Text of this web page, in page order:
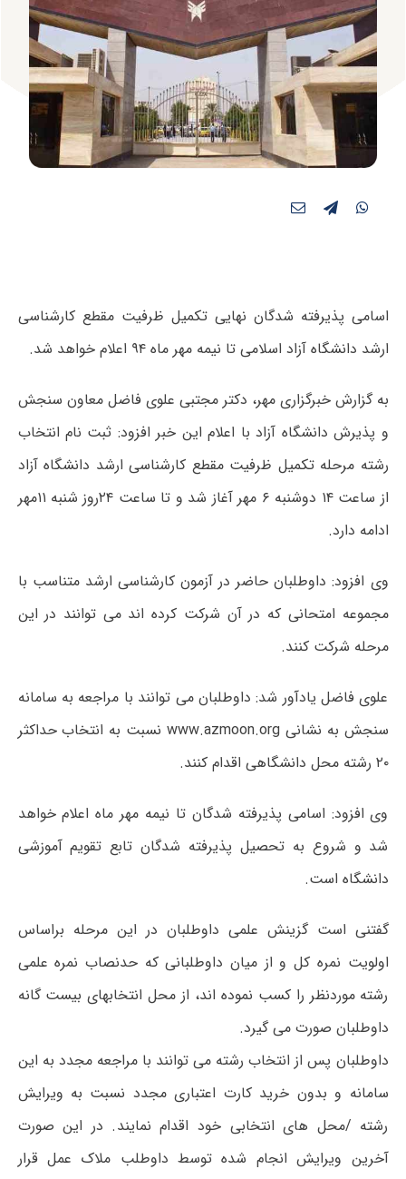
اسامی پذیرفته شدگان نهایی تکمیل ظرفیت مقطع کارشناسی
ارشد دانشگاه آزاد اسلامی تا نیمه مهر ماه ۹۴ اعلام خواهد شد.
به گزارش خبرگزاری مهر، دکتر مجتبی علوی فاضل معاون سنجش
و پذیرش دانشگاه آزاد با اعلام این خبر افزود: ثبت نام انتخاب
رشته مرحله تکمیل ظرفیت مقطع کارشناسی ارشد دانشگاه آزاد
از ساعت ۱۴ دوشنبه ۶ مهر آغاز شد و تا ساعت ۲۴روز شنبه ۱۱مهر
ادامه دارد.
وی افزود: ­­­­­­­ داوطلبان حاضر در آزمون کارشناسی ارشد متناسب با
مجموعه امتحانی که در آن شرکت کرده اند می توانند در این
مرحله شرکت کنند.
علوی فاضل یادآور شد: داوطلبان می توانند با مراجعه به سامانه
سنجش به نشانی www.azmoon.org نسبت به انتخاب حداکثر
۲۰ رشته محل دانشگاهی اقدام کنند.
وی افزود: اسامی پذیرفته شدگان تا نیمه مهر ماه اعلام خواهد
شد و شروع به تحصیل پذیرفته شدگان تابع تقویم آموزشی
دانشگاه است.
گفتنی است گزینش علمی داوطلبان در این مرحله براساس
اولویت نمره کل و از میان داوطلبانی که حدنصاب نمره علمی
رشته موردنظر را کسب نموده اند، از محل انتخابهای بیست گانه
داوطلبان صورت می گیرد.
داوطلبان پس از انتخاب رشته می توانند با مراجعه مجدد به این
سامانه و بدون خرید کارت اعتباری مجدد نسبت به ویرایش
رشته /محل های انتخابی خود اقدام نمایند. در این صورت
آخرین ویرایش انجام شده توسط داوطلب ملاک عمل قرار